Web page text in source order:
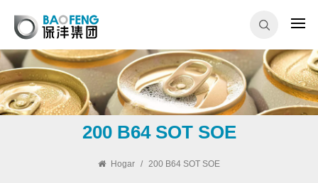
200 B64 SOT SOE
Hogar / 200 B64 SOT SOE